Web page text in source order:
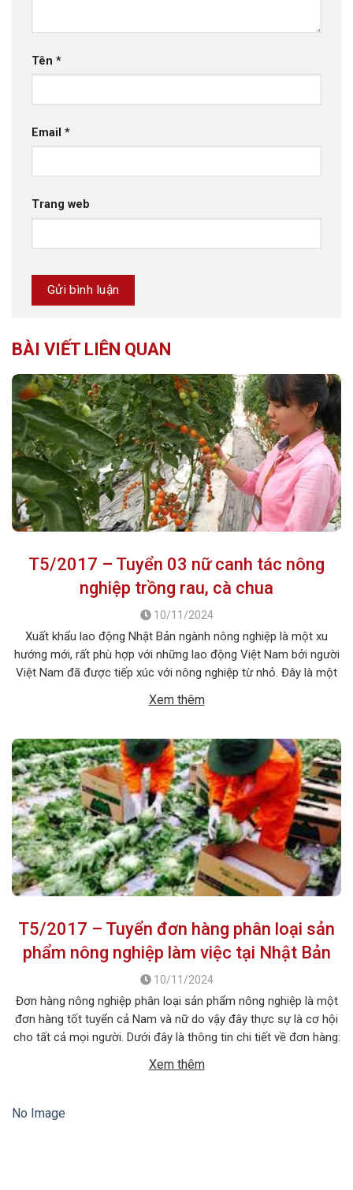
Tên *
Email *
Trang web
BÀI VIẾT LIÊN QUAN
T5/2017 – Tuyển 03 nữ canh tác nông
nghiệp trồng rau, cà chua
10/11/2024
Xuất khẩu lao động Nhật Bản ngành nông nghiệp là một xu
hướng mới, rất phù hợp với những lao động Việt Nam bởi người
Việt Nam đã được tiếp xúc với nông nghiệp từ nhỏ. Đây là một
pháp canh tác […]
Xem thêm
T5/2017 – Tuyển đơn hàng phân loại sản
phẩm nông nghiệp làm việc tại Nhật Bản
10/11/2024
Đơn hàng nông nghiệp phân loại sản phẩm nông nghiệp là một
đơn hàng tốt tuyển cả Nam và nữ do vậy đây thực sự là cơ hội
cho tất cả mọi người. Dưới đây là thông tin chi tiết về đơn hàng:
Xem thêm
No Image